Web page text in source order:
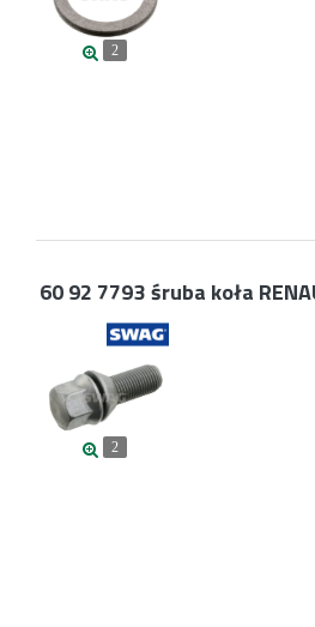
2
60 92 7793śruba koła
2